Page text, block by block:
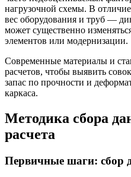
нагрузочной схемы. В
вес оборудования и труб —
может существенно
элементов или модернизации.
Современные материалы и
расчетов, чтобы выявить
запас по прочности и
каркаса.
Методика сбора
расчета
Первичные шаги: сбор